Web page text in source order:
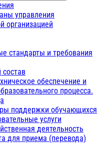
управления
организацией
стандарты и требования
состав
обеспечение и
процесса.
поддержки обучающихся
услуги
деятельность
для приема (перевода)